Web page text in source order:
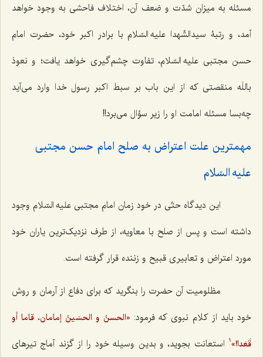
مسئله به میزان شدّت و ضعف آن، اختلاف فاحشی به وجود خواهد
آمد، و رتبۀ سیدالشّهدا علیه السّلام با برادر اکبر خود، حضرت امام
حسن مجتبی علیه السّلام، تفاوت چشم‌گیری خواهد یافت؛ و نعوذ
باللَه منقصتی که از این باب بر سبط اکبر رسول خدا وارد می‌آید
چه‌بسا مسئله امامت او را زیر سؤال می‌برد!!
مهمترین علت اعتراض به صلح امام حسن مجتبی
علیه السّلام‌
این دیدگاه حتّی در خود زمان امام مجتبی علیه السّلام وجود
داشته است و پس از صلح با معاویه، از طرف نزدیک‌ترین یاران خود
مورد اعتراض و تعابیری قبیح و زننده قرار گرفته است.
مظلومیت آن حضرت را بنگرید که برای دفاع از آرمان و روش
خود باید از کلام نبوی که فرمود: «الحسنُ و الحسَینُ إمامان، قاما أو
قَعَدا!»1
استعانت بجوید، و بدین وسیله خود را از گزند آماج تیرهای